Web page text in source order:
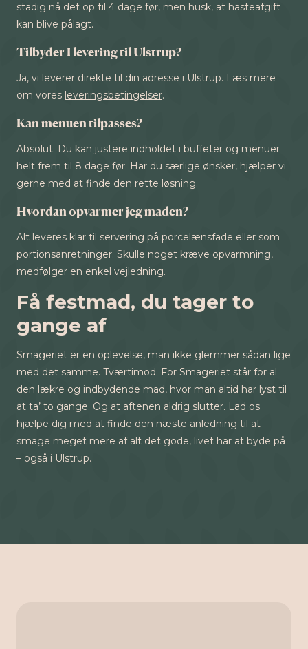
stadig nå det op til 4 dage før, men husk, at hasteafgift
kan blive pålagt.
Tilbyder I levering til Ulstrup?
Ja, vi leverer direkte til din adresse i Ulstrup. Læs mere
om vores leveringsbetingelser.
Kan menuen tilpasses?
Absolut. Du kan justere indholdet i buffeter og menuer
helt frem til 8 dage før. Har du særlige ønsker, hjælper vi
gerne med at finde den rette løsning.
Hvordan opvarmer jeg maden?
Alt leveres klar til servering på porcelænsfade eller som
portionsanretninger. Skulle noget kræve opvarmning,
medfølger en enkel vejledning.
Få festmad, du tager to
gange af
Smageriet er en oplevelse, man ikke glemmer sådan lige
med det samme. Tværtimod. For Smageriet står for al
den lækre og indbydende mad, hvor man altid har lyst til
at ta’ to gange. Og at aftenen aldrig slutter. Lad os
hjælpe dig med at finde den næste anledning til at
smage meget mere af alt det gode, livet har at byde på
– også i Ulstrup.